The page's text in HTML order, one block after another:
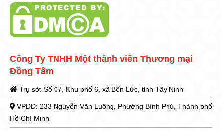
Công Ty TNHH Một thành viên Thương mại
Đồng Tâm
Trụ sở: Số 07, Khu phố 6, xã Bến Lức, tỉnh Tây Ninh
VPĐD: 233 Nguyễn Văn Luông, Phường Bình Phú, Thành phố
Hồ Chí Minh